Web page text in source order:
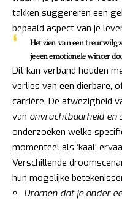
takken suggereren een
bepaald aspect van je
Het zien van een treurwilg
je een emotionele winter
Dit kan verband houden
verlies van een dierbare,
carrière. De afwezigheid
van onvruchtbaarheid en
onderzoeken welke
momenteel als ‘kaal’
Verschillende
hun mogelijke
Dromen dat je onder